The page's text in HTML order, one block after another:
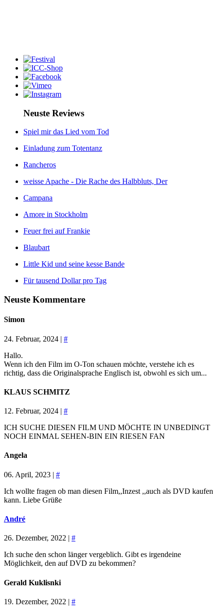
Neuste Reviews
Spiel mir das Lied vom Tod
Einladung zum Totentanz
Rancheros
weisse Apache - Die Rache des Halbbluts, Der
Campana
Amore in Stockholm
Feuer frei auf Frankie
Blaubart
Little Kid und seine kesse Bande
Für tausend Dollar pro Tag
Neuste Kommentare
Simon
24. Februar, 2024 | #
Hallo.
Wenn ich den Film im O-Ton schauen möchte, verstehe ich es
richtig, dass die Originalsprache Englisch ist, obwohl es sich um...
KLAUS SCHMITZ
12. Februar, 2024 | #
ICH SUCHE DIESEN FILM UND MÖCHTE IN UNBEDINGT
NOCH EINMAL SEHEN-BIN EIN RIESEN FAN
Angela
06. April, 2023 | #
Ich wollte fragen ob man diesen Film,,Inzest ,,auch als DVD kaufen
kann. Liebe Grüße
André
26. Dezember, 2022 | #
Ich suche den schon länger vergeblich. Gibt es irgendeine
Möglichkeit, den auf DVD zu bekommen?
Gerald Kuklisnki
19. Dezember, 2022 | #